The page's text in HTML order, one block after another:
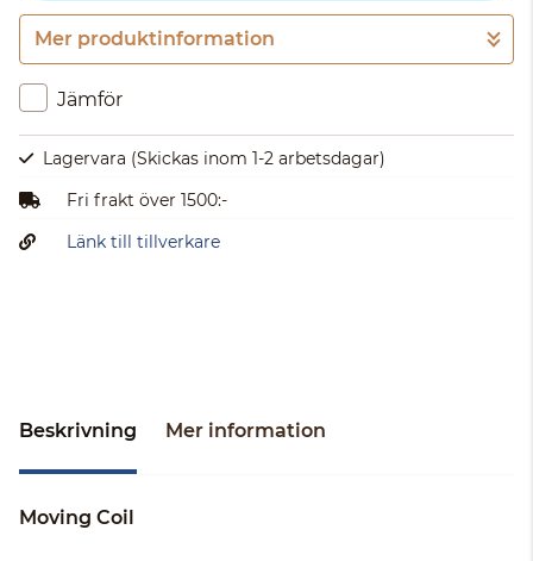
Gå till kassan
Mer produktinformation
Jämför
Lagervara (Skickas inom 1-2 arbetsdagar)
Fri frakt över 1500:-
Länk till tillverkare
Beskrivning Mer information
Moving Coil